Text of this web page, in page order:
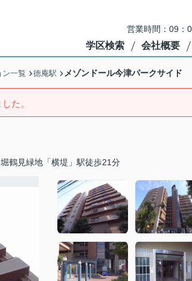
営業時間：09：
学区検索 会社概要
ン一覧 徳庵駅 メゾンドール今津パークサイド
た。
鶴見緑地「横堤」駅徒歩21分